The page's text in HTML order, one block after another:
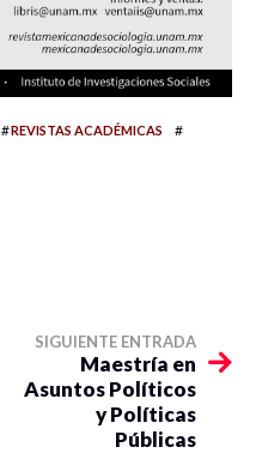
#REVISTAS ACADÉMICAS #
SIGUIENTE ENTRADA
Maestría en
Asuntos Políticos
y Políticas
Públicas